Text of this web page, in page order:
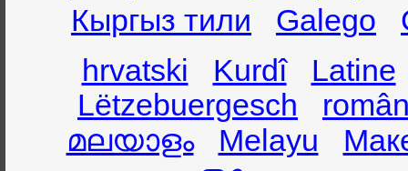
Кыргыз тили
Galego
hrvatski
Kurdî
Latine
Lëtzebuergesch
മലയാളം
Melayu